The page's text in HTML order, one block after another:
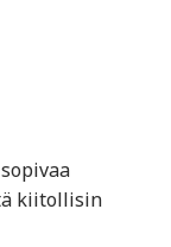
kiitollisin